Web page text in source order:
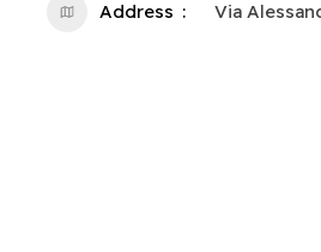
Address Via